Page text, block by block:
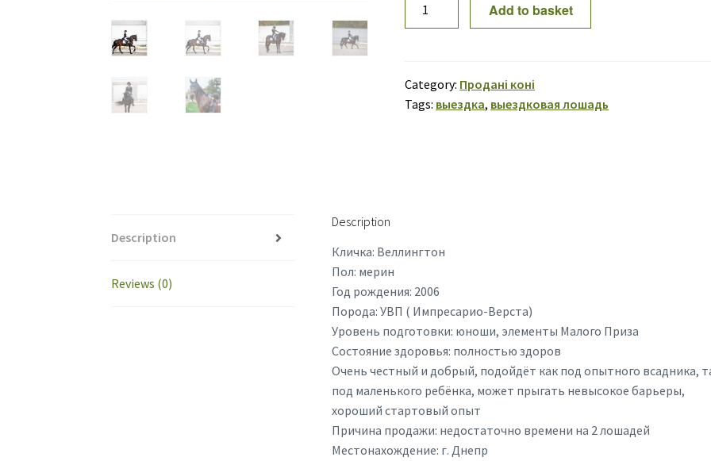
Веллингтон
Add to basket
Category: Продані коні
Tags: выездка, выездковая лошадь
Description
Reviews (0)
Description
Кличка: Веллингтон
Пол: мерин
Год рождения: 2006
Порода: УВП ( Импресарио-Верста)
Уровень подготовки: юноши, элементы Малого Приза
Состояние здоровья: полностью здоров
Очень честный и добрый, подойдёт как под опытного всадника,
под маленького ребёнка, может прыгать невысокое барьеры,
хороший стартовый опыт
Причина продажи: недостаточно времени на 2 лошадей
Местонахождение: г. Днепр